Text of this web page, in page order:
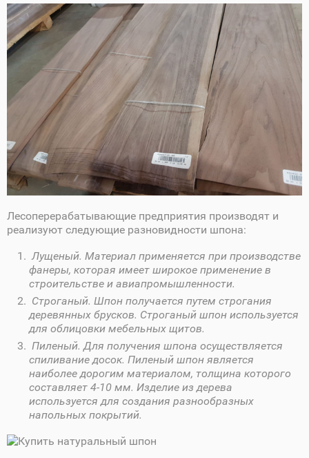
Лесоперерабатывающие предприятия производят и
реализуют следующие разновидности шпона:
Лущеный. Материал применяется при производстве
фанеры, которая имеет широкое применение в
строительстве и авиапромышленности.
Строганый. Шпон получается путем строгания
деревянных брусков. Строганый шпон используется
для облицовки мебельных щитов.
Пиленый. Для получения шпона осуществляется
спиливание досок. Пиленый шпон является
наиболее дорогим материалом, толщина которого
составляет 4-10 мм. Изделие из дерева
используется для создания разнообразных
напольных покрытий.